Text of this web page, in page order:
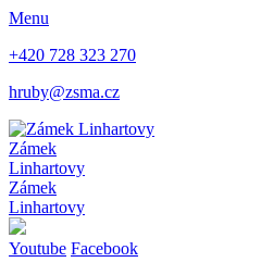
Menu
+420 728 323 270
hruby@zsma.cz
Zámek
Linhartovy
Zámek
Linhartovy
Youtube Facebook